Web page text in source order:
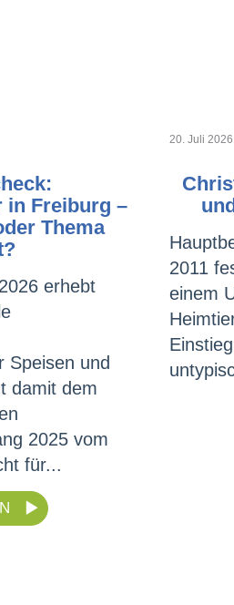
in Freiburg –
Thema
erhebt
Speisen und
damit dem
2025 vom
für...
20. Juli 2026
2011
einem